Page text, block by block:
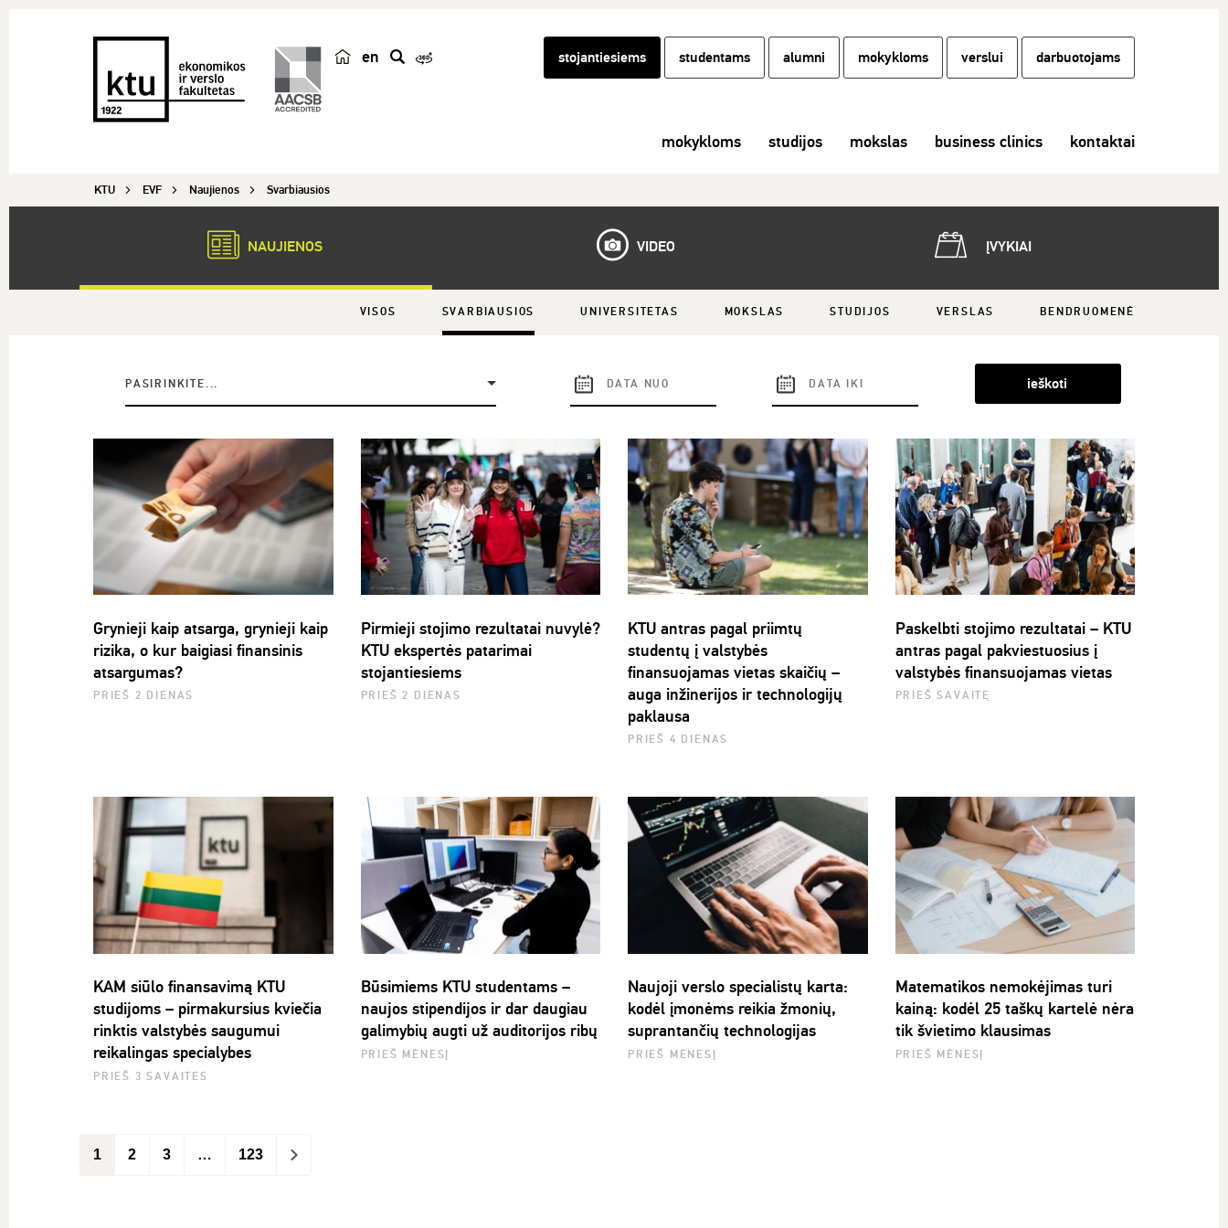
en stojantiesiems studentams alumni mokykloms verslui darbuotojams
mokykloms studijos mokslas business clinics kontaktai
KTU EVF Naujienos Svarbiausios
NAUJIENOS VIDEO ĮVYKIAI
VISOS SVARBIAUSIOS UNIVERSITETAS MOKSLAS STUDIJOS VERSLAS BENDRUOMENĖ
PASIRINKITE... ieškoti
Grynieji kaip atsarga, grynieji kaip
rizika, o kur baigiasi finansinis
atsargumas?
PRIEŠ 2 DIENAS
Pirmieji stojimo rezultatai nuvylė?
KTU ekspertės patarimai
stojantiesiems
PRIEŠ 2 DIENAS
KTU antras pagal priimtų
studentų į valstybės
finansuojamas vietas skaičių –
auga inžinerijos ir technologijų
paklausa
PRIEŠ 4 DIENAS
Paskelbti stojimo rezultatai – KTU
antras pagal pakviestuosius į
valstybės finansuojamas vietas
PRIEŠ SAVAITĘ
KAM siūlo finansavimą KTU
studijoms – pirmakursius kviečia
rinktis valstybės saugumui
reikalingas specialybes
PRIEŠ 3 SAVAITES
Būsimiems KTU studentams –
naujos stipendijos ir dar daugiau
galimybių augti už auditorijos ribų
PRIEŠ MĖNESĮ
Naujoji verslo specialistų karta:
kodėl įmonėms reikia žmonių,
suprantančių technologijas
PRIEŠ MĖNESĮ
Matematikos nemokėjimas turi
kainą: kodėl 25 taškų kartelė nėra
tik švietimo klausimas
PRIEŠ MĖNESĮ
1 2 3 … 123 >